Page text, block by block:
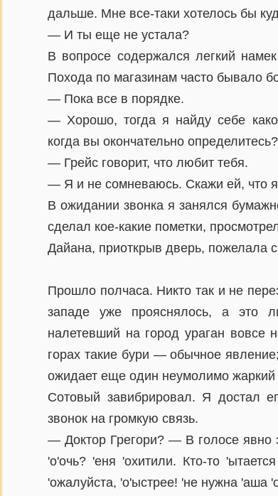
дальше. Мне все-таки хотелось бы
— И ты еще не устала?
В вопросе содержался легкий
Похода по магазинам часто бывало
— Пока все в порядке.
— Хорошо, тогда я найду себе
когда вы окончательно определитесь?
— Грейс говорит, что любит тебя.
— Я и не сомневаюсь. Скажи ей, что
В ожидании звонка я занялся
сделал кое-какие пометки,
Дайана, приоткрыв дверь, пожелала
Прошло полчаса. Никто так и не
западе уже прояснялось, а это
налетевший на город ураган вовсе
горах такие бури — обычное
ожидает еще один неумолимо жаркий
Сотовый завибрировал. Я достал
звонок на громкую связь.
— Доктор Грегори? — В голосе явно
'о'очь? 'еня 'охитили. Кто-то
'ожалуйста, 'о'ыстрее! 'не нужна 'аша